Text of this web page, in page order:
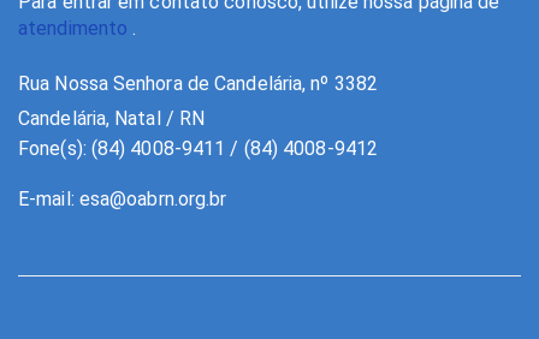
atendimento .
Rua Nossa Senhora de Candelária, nº 3382
Candelária, Natal / RN
Fone(s): (84) 4008-9411 / (84) 4008-9412
E-mail: esa@oabrn.org.br